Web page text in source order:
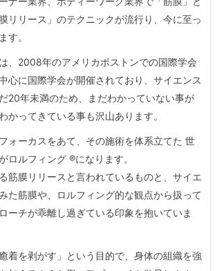
リリース」のテクニックが流行り、今に至っ
す。
、2008年のアメリカボストンでの国際学会
心に国際学会が開催されており、サイエンス
20年未満のため、まだわかっていない事が
かってきている事も沢山あります。
ォーカスをあて、その施術を体系立てた 世
ロルフィング ®になります。
筋膜リリースと言われているものと、サイエ
た筋膜や、ロルフィング的な観点から扱って
ーチが乖離し過ぎている印象を抱いていま
着を剥がす」という目的で、身体の組織を強